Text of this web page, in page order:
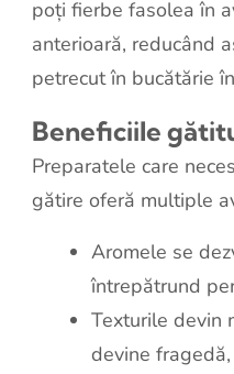
poți fierbe fasolea în
anterioară, reducând
petrecut în bucătărie
Beneficiile
Preparatele care
gătire oferă multiple
Aromele se
întrepătrund
Texturile devin
devine